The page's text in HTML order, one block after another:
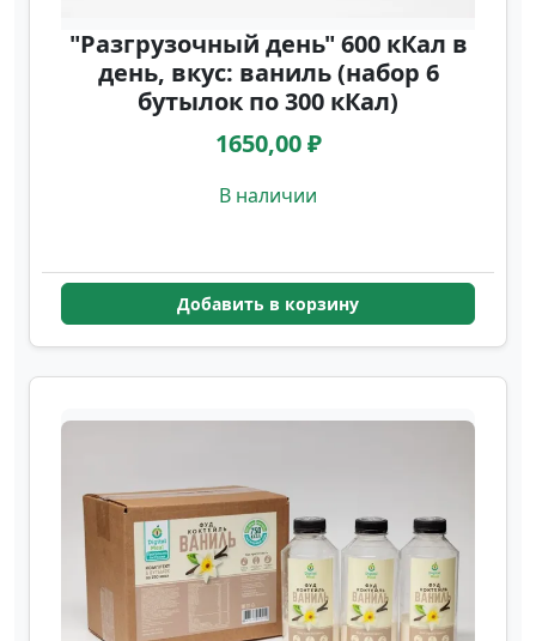
"Разгрузочный день" 600 кКал в
день, вкус: ваниль (набор 6
бутылок по 300 кКал)
1650,00 ₽
В наличии
Добавить в корзину